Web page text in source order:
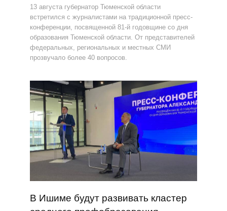
13 августа губернатор Тюменской области
встретился с журналистами на традиционной пресс-
конференции, посвященной 81-й годовщине со дня
образования Тюменской области. От представителей
федеральных, региональных и местных СМИ
прозвучало более 40 вопросов.
В Ишиме будут развивать кластер